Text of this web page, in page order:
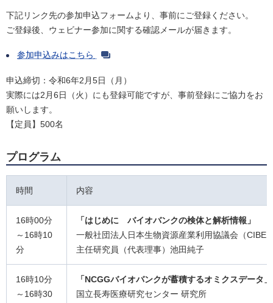
下記リンク先の参加申込フォームより、事前にご登録ください。
ご登録後、ウェビナー参加に関する確認メールが届きます。
参加申込みはこちら
申込締切：令和6年2月5日（月）
実際には2月6日（火）にも登録可能ですが、事前登録にご協力をお
願いします。
【定員】500名
プログラム
時間 内容
16時00分
～16時10
分
「はじめに バイオバンクの検体と解析情報」
一般社団法人日本生物資源産業利用協議会（
主任研究員（代表理事）池田純子
16時10分
～16時30
「NCGGバイオバンクが蓄積するオミクスデータ」
国立長寿医療研究センター 研究所